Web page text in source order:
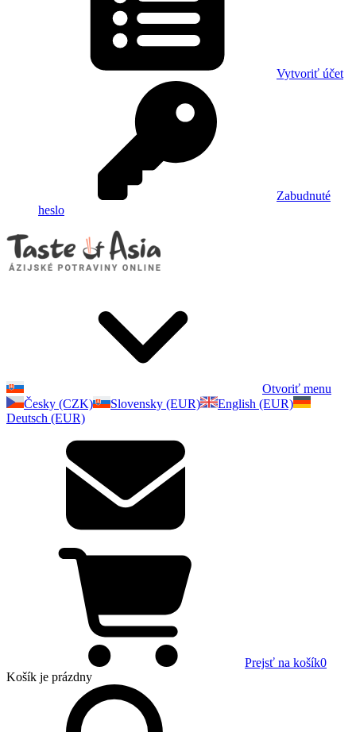
Vytvoriť účet
Zabudnuté
heslo
Otvoriť menu
Česky (CZK)
Slovensky (EUR)
English (EUR)
Deutsch (EUR)
Prejsť na košík0
Košík je prázdny